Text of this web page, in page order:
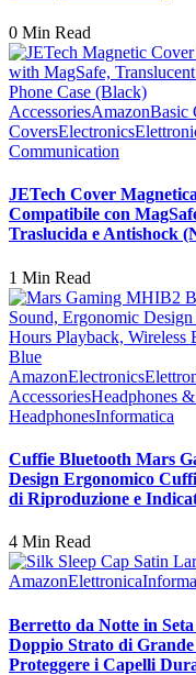
0 Min Read
AccessoriesAmazonBasic
CoversElectronics
Communication
JETech Cover
Compatibile con
Traslucida e Antishock
1 Min Read
AmazonElectronics
AccessoriesHeadphones
HeadphonesInformatica
Cuffie Bluetooth Mars
Design Ergonomico
di Riproduzione e
4 Min Read
AmazonElettronica
Berretto da Notte in
Doppio Strato di
Proteggere i Capelli